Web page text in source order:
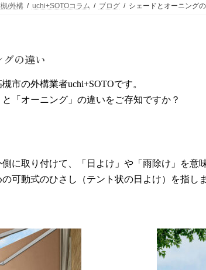
/外構 uchi+SOTOコラム ブログ シェードとオーニング
の違い
市の外構業者uchi+SOTOです。
「オーニング」の違いをご存知ですか？
に取り付けて、「日よけ」や「雨除け」を意
の可動式のひさし（テント状の日よけ）を指